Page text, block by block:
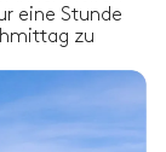
eine Stunde
zu